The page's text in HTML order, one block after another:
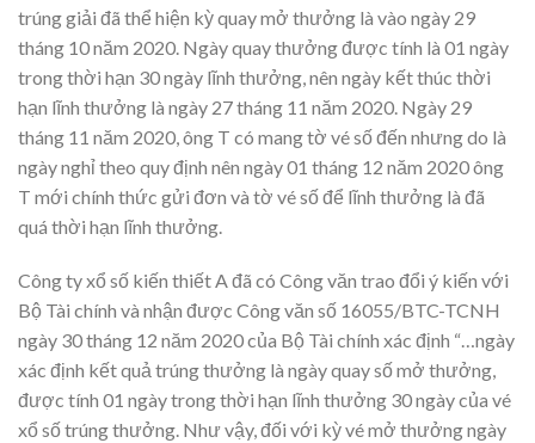
trúng giải đã thể hiện kỳ quay mở thưởng là vào ngày 29
tháng 10 năm 2020. Ngày quay thưởng được tính là 01 ngày
trong thời hạn 30 ngày lĩnh thưởng, nên ngày kết thúc thời
hạn lĩnh thưởng là ngày 27 tháng 11 năm 2020. Ngày 29
tháng 11 năm 2020, ông T có mang tờ vé số đến nhưng do là
ngày nghỉ theo quy định nên ngày 01 tháng 12 năm 2020 ông
T mới chính thức gửi đơn và tờ vé số để lĩnh thưởng là đã
quá thời hạn lĩnh thưởng.
Công ty xổ số kiến thiết A đã có Công văn trao đổi ý kiến với
Bộ Tài chính và nhận được Công văn số 16055/BTC-TCNH
ngày 30 tháng 12 năm 2020 của Bộ Tài chính xác định “…ngày
xác định kết quả trúng thưởng là ngày quay số mở thưởng,
được tính 01 ngày trong thời hạn lĩnh thưởng 30 ngày của vé
xổ số trúng thưởng. Như vậy, đối với kỳ vé mở thưởng ngày